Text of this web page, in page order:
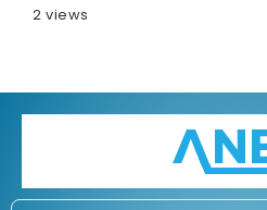
2 views